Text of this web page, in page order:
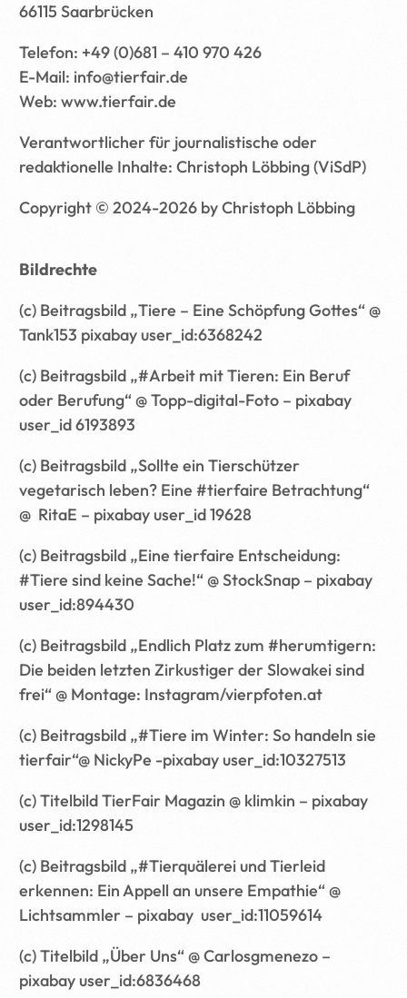
66115 Saarbrücken
Telefon: +49 (0)681 – 410 970 426
E-Mail: info@tierfair.de
Web: www.tierfair.de
Verantwortlicher für journalistische oder
redaktionelle Inhalte: Christoph Löbbing (ViSdP)
Copyright © 2024-2026 by Christoph Löbbing
Bildrechte
(c) Beitragsbild „Tiere – Eine Schöpfung Gottes“ @
Tank153 pixabay user_id:6368242
(c) Beitragsbild „#Arbeit mit Tieren: Ein Beruf
oder Berufung“ @ Topp-digital-Foto – pixabay
user_id 6193893
(c) Beitragsbild „Sollte ein Tierschützer
vegetarisch leben? Eine #tierfaire Betrachtung“
@ RitaE – pixabay user_id 19628
(c) Beitragsbild „Eine tierfaire Entscheidung:
#Tiere sind keine Sache!“ @ StockSnap – pixabay
user_id:894430
(c) Beitragsbild „Endlich Platz zum #herumtigern:
Die beiden letzten Zirkustiger der Slowakei sind
frei“ @ Montage: Instagram/vierpfoten.at
(c) Beitragsbild „#Tiere im Winter: So handeln sie
tierfair“@ NickyPe -pixabay user_id:10327513
(c) Titelbild TierFair Magazin @ klimkin – pixabay
user_id:1298145
(c) Beitragsbild „#Tierquälerei und Tierleid
erkennen: Ein Appell an unsere Empathie“ @
Lichtsammler – pixabay user_id:11059614
(c) Titelbild „Über Uns“ @ Carlosgmenezo –
pixabay user_id:6836468